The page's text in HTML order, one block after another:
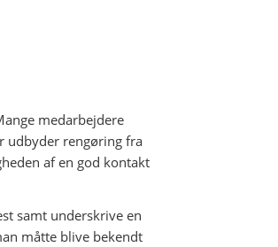
medarbejdere
udbyder rengøring fra
af en god kontakt
samt underskrive en
måtte blive bekendt